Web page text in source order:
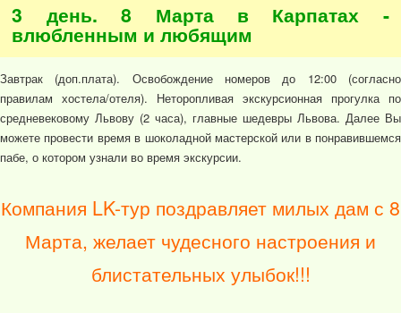
3 день. 8 Марта в Карпатах -
влюбленным и любящим
Завтрак (доп.плата). Освобождение номеров до 12:00 (согласно
правилам хостела/отеля). Неторопливая экскурсионная прогулка по
средневековому Львову (2 часа), главные шедевры Львова. Далее Вы
можете провести время в шоколадной мастерской или в понравившемся
пабе, о котором узнали во время экскурсии.
Компания LK-тур поздравляет милых дам с 8
Марта, желает чудесного настроения и
блистательных улыбок!!!